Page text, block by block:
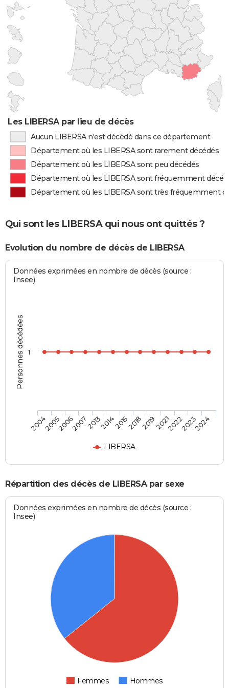
Les LIBERSA par lieu de décès
Aucun LIBERSA n'est décédé dans ce département
Département où les LIBERSA sont rarement décédés
Département où les LIBERSA sont peu décédés
Département où les LIBERSA sont fréquemment
Département où les LIBERSA sont très fréquemment
Qui sont les LIBERSA qui nous ont quittés ?
Evolution du nombre de décès de LIBERSA
Personnes décédées
Données exprimées en nombre de décès (source :
Insee)
LIBERSA
2004200520062007201320142015201820192021202220232024
1
Répartition des décès de LIBERSA par sexe
Données exprimées en nombre de décès (source :
Insee)
Femmes Hommes